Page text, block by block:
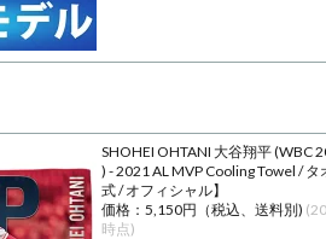
SHOHEI OHTANI 大谷翔平 (WBC
) - 2021 AL MVP Cooling Towel / タ
式 / オフィシャル】
価格：5,150円（税込、送料別)
時点)